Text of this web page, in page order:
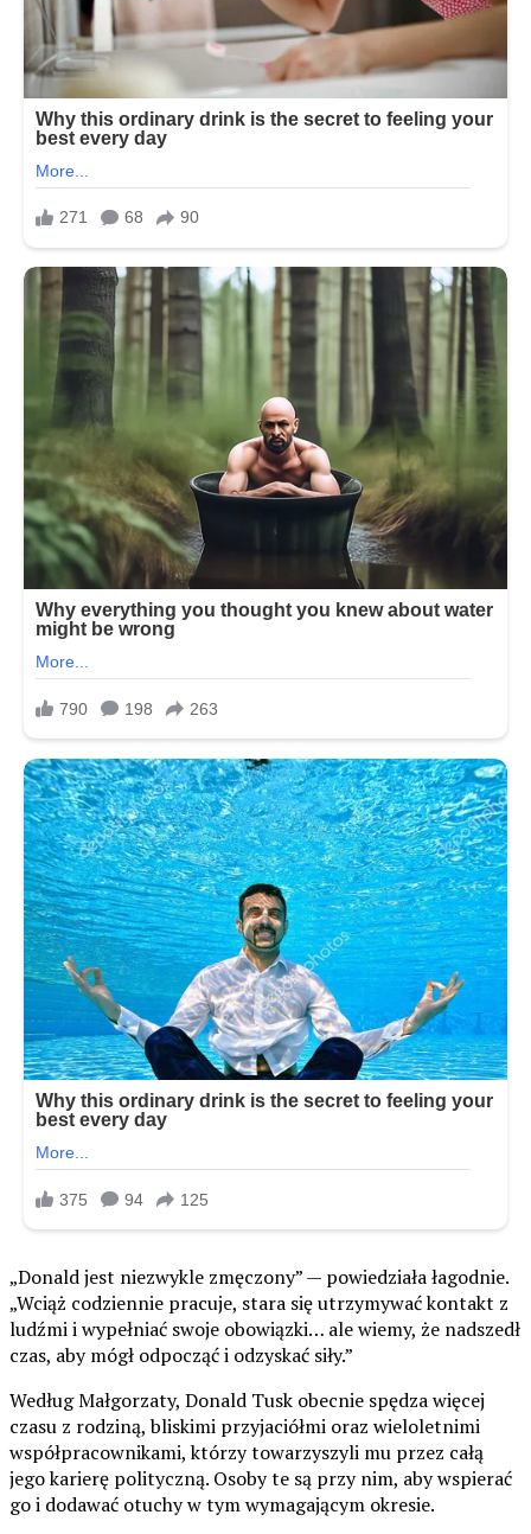
„Donald jest niezwykle zmęczony” — powiedziała łagodnie.
„Wciąż codziennie pracuje, stara się utrzymywać kontakt z
ludźmi i wypełniać swoje obowiązki… ale wiemy, że nadszedł
czas, aby mógł odpocząć i odzyskać siły.”
Według Małgorzaty, Donald Tusk obecnie spędza więcej
czasu z rodziną, bliskimi przyjaciółmi oraz wieloletnimi
współpracownikami, którzy towarzyszyli mu przez całą
jego karierę polityczną. Osoby te są przy nim, aby wspierać
go i dodawać otuchy w tym wymagającym okresie.